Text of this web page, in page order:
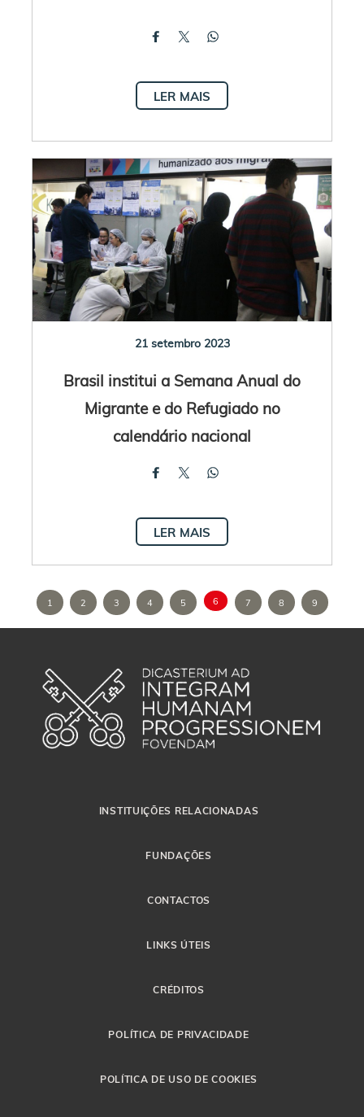
LER MAIS
21 setembro 2023
Brasil institui a Semana Anual do
Migrante e do Refugiado no
calendário nacional
LER MAIS
1 2 3 4 5 6 7 8 9
INSTITUIÇÕES RELACIONADAS
FUNDAÇÕES
CONTACTOS
LINKS ÚTEIS
CRÉDITOS
POLÍTICA DE PRIVACIDADE
POLÍTICA DE USO DE COOKIES